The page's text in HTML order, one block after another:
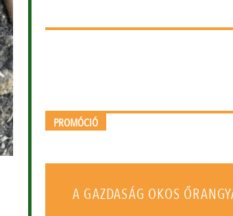
PROMÓCIÓ
A GAZDASÁG OKOS